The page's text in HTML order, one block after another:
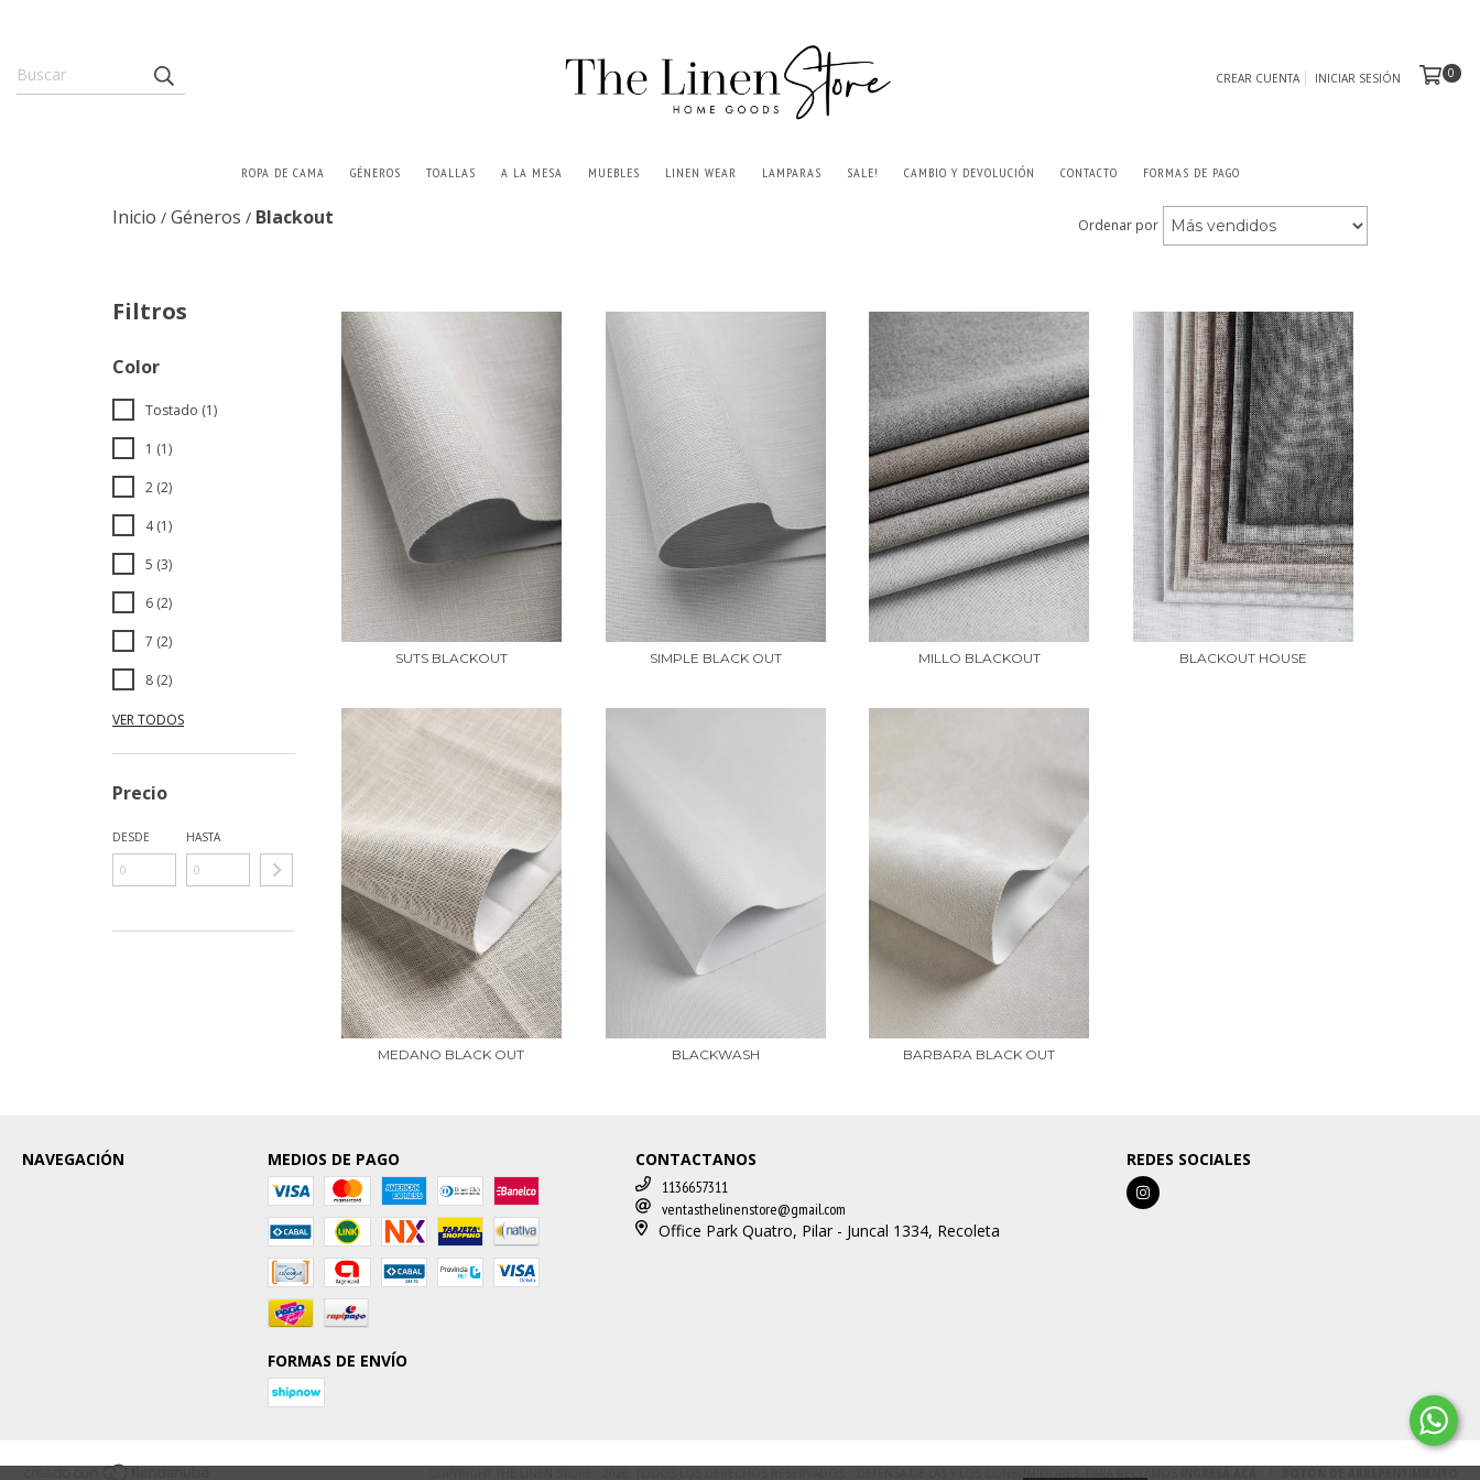
CREAR CUENTA INICIAR SESIÓN 0
ROPA DE CAMA GÉNEROS TOALLAS A LA MESA MUEBLES LINEN WEAR LAMPARAS SALE! CAMBIO Y DEVOLUCIÓN CONTACTO FORMAS DE PAGO
Inicio / Géneros / Blackout Ordenar por
Filtros
Color
Tostado (1)
1 (1)
2 (2)
4 (1)
5 (3)
6 (2)
7 (2)
8 (2)
VER TODOS
Precio
DESDE HASTA
SUTS BLACKOUT SIMPLE BLACK OUT MILLO BLACKOUT BLACKOUT HOUSE
MEDANO BLACK OUT BLACKWASH BARBARA BLACK OUT
NAVEGACIÓN MEDIOS DE PAGO
FORMAS DE ENVÍO
CONTACTANOS
1136657311
ventasthelinenstore@gmail.com
Office Park Quatro, Pilar - Juncal 1334, Recoleta
REDES SOCIALES